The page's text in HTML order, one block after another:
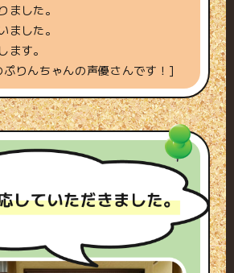
ました。
ました。
ます。
りんちゃんの声優さんです！]